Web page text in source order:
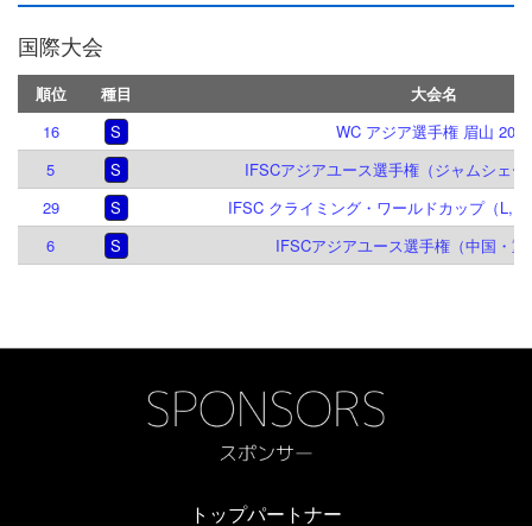
国際大会
順位 種目
大会名
16
S
WC アジア選手権 眉山 2026
5
S
IFSCアジアユース選手権（ジャムシェ
29
S
IFSC クライミング・ワールドカップ（
6
S IFSCアジアユース選手権（中国・重
トップパートナー